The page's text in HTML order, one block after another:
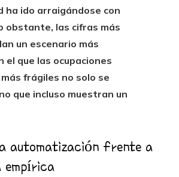
ha ido arraigándose con
obstante, las cifras más
un escenario más
el que las ocupaciones
frágiles no solo se
que incluso muestran un
automatización frente a
empírica